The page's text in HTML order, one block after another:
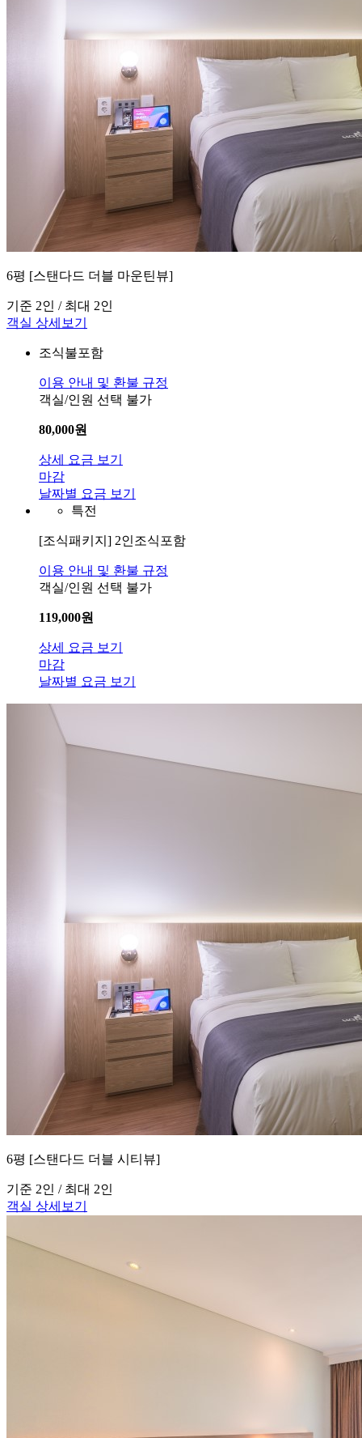
6평 [스탠다드 더블 마운틴뷰]
기준 2인 / 최대 2인
객실 상세보기
조식불포함
이용 안내 및 환불 규정
객실/인원 선택 불가
80,000원
상세 요금 보기
마감
날짜별 요금 보기
특전
[조식패키지] 2인조식포함
이용 안내 및 환불 규정
객실/인원 선택 불가
119,000원
상세 요금 보기
마감
날짜별 요금 보기
6평 [스탠다드 더블 시티뷰]
기준 2인 / 최대 2인
객실 상세보기